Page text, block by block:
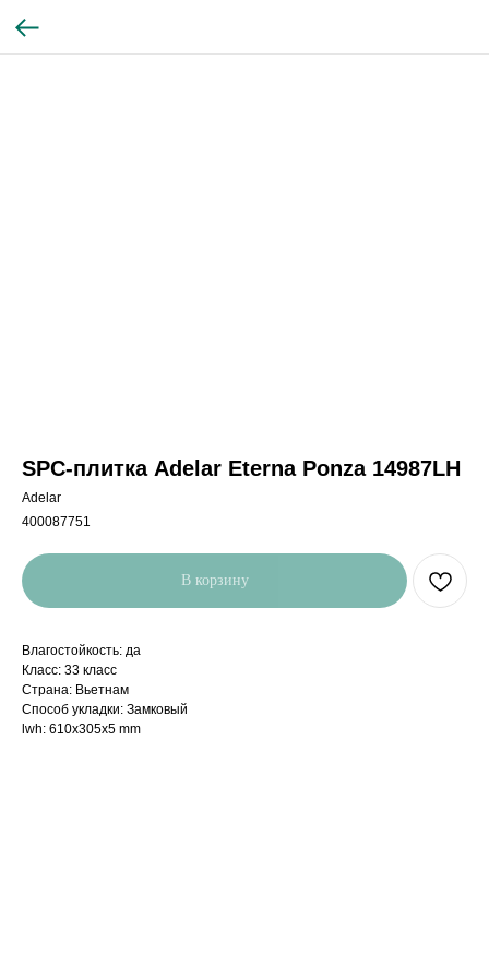
SPC-плитка Adelar Eterna Ponza 14987LH
Adelar
400087751
В корзину
Влагостойкость: да
Класс: 33 класс
Страна: Вьетнам
Способ укладки: Замковый
lwh: 610x305x5 mm